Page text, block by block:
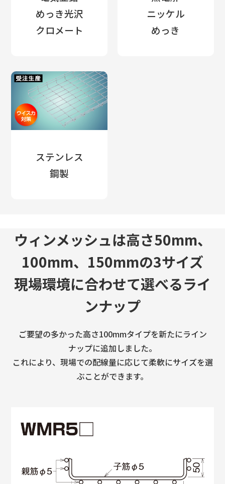
めっき光沢
クロメート
ニッケル
めっき
ステンレス
鋼製
ウィンメッシュは高さ50mm、
100mm、150mmの3サイズ
現場環境に合わせて選べるライ
ンナップ
ご要望の多かった高さ100mmタイプを新たにライン
ナップに追加しました。
これにより、現場での配線量に応じて柔軟にサイズを選
ぶことができます。